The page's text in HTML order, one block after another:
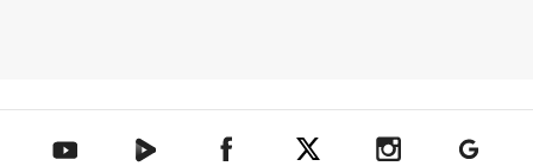
텐아시아 유튜브텐아시아 네이버TV텐아시아 페이스북텐아시아 엑스텐아시아 인스타그램
텐아시아